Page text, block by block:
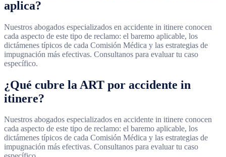
aplica?
Nuestros abogados especializados en accidente in itinere conocen
cada aspecto de este tipo de reclamo: el baremo aplicable, los
dictámenes típicos de cada Comisión Médica y las estrategias de
impugnación más efectivas. Consultanos para evaluar tu caso
específico.
¿Qué cubre la ART por accidente in
itinere?
Nuestros abogados especializados en accidente in itinere conocen
cada aspecto de este tipo de reclamo: el baremo aplicable, los
dictámenes típicos de cada Comisión Médica y las estrategias de
impugnación más efectivas. Consultanos para evaluar tu caso